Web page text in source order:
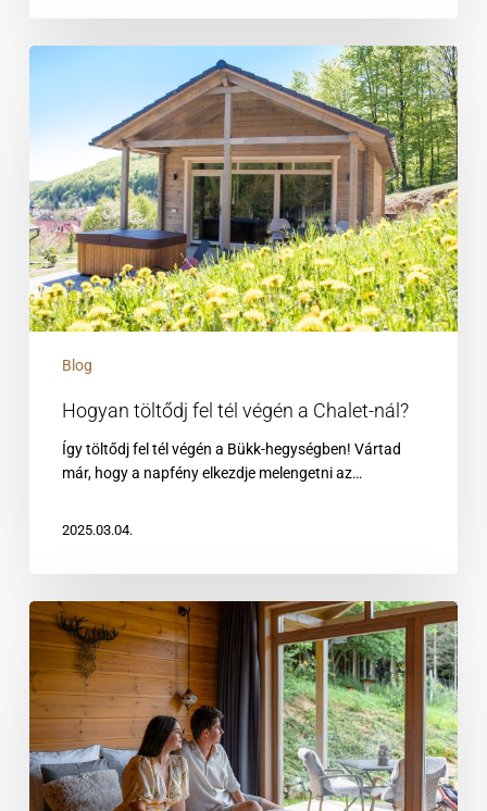
a
Chalet-
nál?
Blog
Hogyan töltődj fel tél végén a Chalet-nál?
Így töltődj fel tél végén a Bükk-hegységben! Vártad
már, hogy a napfény elkezdje melengetni az…
2025.03.04.
A
Chalet
szálláshelyen
prémium
matracon
alhatsz!